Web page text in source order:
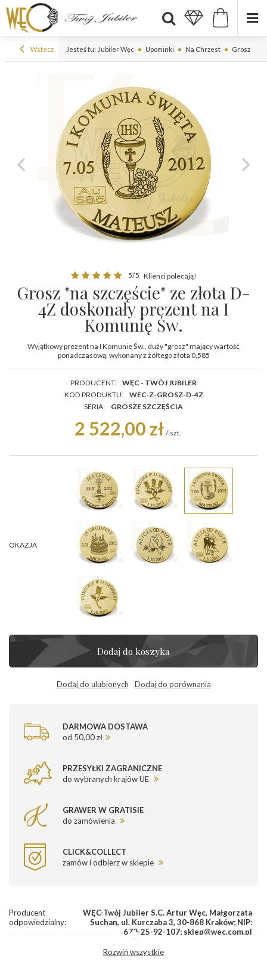
Wstecz Jesteś tu: Jubiler Węc Upominki Na Chrzest Grosz "na
5/5 Klienci polecają!
Grosz "na szczęście" ze złota D-
4Z doskonały prezent na I
Komunię Św.
Wyjątkowy prezent na I Komunie Św., duży "grosz" mający wartość
ponadczasową, wykonany z żółtego złota 0,585
PRODUCENT:
WĘC - TWÓJ JUBILER
KOD PRODUKTU:
WEC-Z-GROSZ-D-4Z
SERIA:
GROSZE SZCZĘŚCIA
2 522,00 zł / szt.
OKAZJA
Dodaj do koszyka
Dodaj do ulubionych Dodaj do porównania
DARMOWA DOSTAWA
od 50,00 zł
PRZESYŁKI ZAGRANICZNE
do wybranych krajów UE
GRAWER W GRATISIE
do zamówienia
CLICK&COLLECT
zamów i odbierz w sklepie
Producent
odpowiedzialny:
WĘC-Twój Jubiler S.C. Artur Węc, Małgorzata
Suchan, ul. Kurczaba 3, 30-868 Kraków; NIP:
679-25-92-107; sklep@wec.com.pl
Elementy w wyrobie wykonane z białego złota
Rozwiń wszystkie